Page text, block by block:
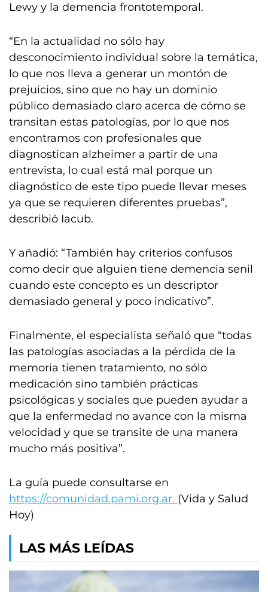
Lewy y la demencia frontotemporal.
“En la actualidad no sólo hay
desconocimiento individual sobre la temática,
lo que nos lleva a generar un montón de
prejuicios, sino que no hay un dominio
público demasiado claro acerca de cómo se
transitan estas patologías, por lo que nos
encontramos con profesionales que
diagnostican alzheimer a partir de una
entrevista, lo cual está mal porque un
diagnóstico de este tipo puede llevar meses
ya que se requieren diferentes pruebas”,
describió Iacub.
Y añadió: “También hay criterios confusos
como decir que alguien tiene demencia senil
cuando este concepto es un descriptor
demasiado general y poco indicativo”.
Finalmente, el especialista señaló que “todas
las patologías asociadas a la pérdida de la
memoria tienen tratamiento, no sólo
medicación sino también prácticas
psicológicas y sociales que pueden ayudar a
que la enfermedad no avance con la misma
velocidad y que se transite de una manera
mucho más positiva”.
La guía puede consultarse en
https://comunidad.pami.org.ar. (Vida y Salud
Hoy)
LAS MÁS LEÍDAS